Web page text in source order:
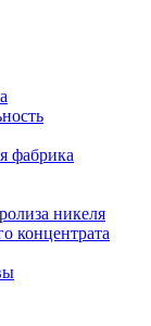
фабрика
никеля
концентрата